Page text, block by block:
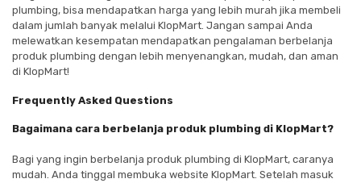
plumbing, bisa mendapatkan harga yang lebih murah jika membeli
dalam jumlah banyak melalui KlopMart. Jangan sampai Anda
melewatkan kesempatan mendapatkan pengalaman berbelanja
produk plumbing dengan lebih menyenangkan, mudah, dan aman
di KlopMart!
Frequently Asked Questions
Bagaimana cara berbelanja produk plumbing di KlopMart?
Bagi yang ingin berbelanja produk plumbing di KlopMart, caranya
mudah. Anda tinggal membuka website KlopMart. Setelah masuk